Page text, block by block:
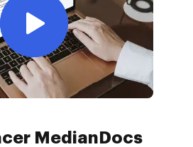
MedianDocs